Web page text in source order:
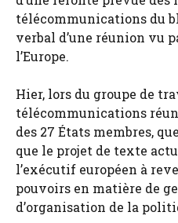
télécommunications du
verbal d’une réunion vu
l’Europe.
Hier, lors du groupe de
télécommunications
des 27 États membres,
que le projet de texte
l’exécutif européen à
pouvoirs en matière de
d’organisation de la